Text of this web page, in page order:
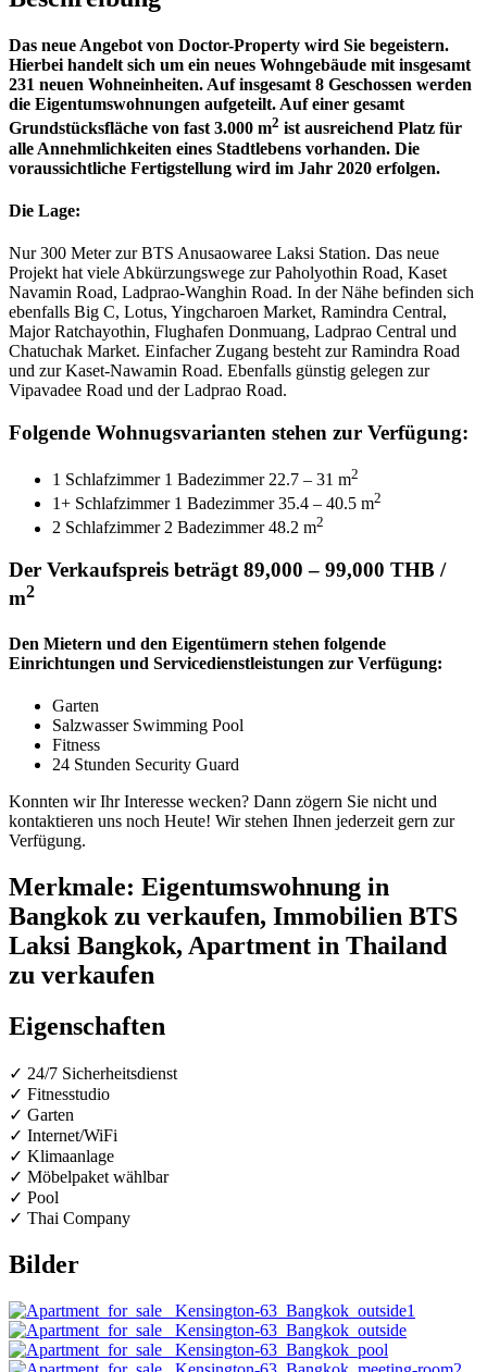
Das neue Angebot von Doctor-Property wird Sie begeistern.
Hierbei handelt sich um ein neues Wohngebäude mit insgesamt
231 neuen Wohneinheiten. Auf insgesamt 8 Geschossen werden
die Eigentumswohnungen aufgeteilt. Auf einer gesamt
Grundstücksfläche von fast 3.000 m2 ist ausreichend Platz für
alle Annehmlichkeiten eines Stadtlebens vorhanden. Die
voraussichtliche Fertigstellung wird im Jahr 2020 erfolgen.
Die Lage:
Nur 300 Meter zur BTS Anusaowaree Laksi Station. Das neue
Projekt hat viele Abkürzungswege zur Paholyothin Road, Kaset
Navamin Road, Ladprao-Wanghin Road. In der Nähe befinden sich
ebenfalls Big C, Lotus, Yingcharoen Market, Ramindra Central,
Major Ratchayothin, Flughafen Donmuang, Ladprao Central und
Chatuchak Market. Einfacher Zugang besteht zur Ramindra Road
und zur Kaset-Nawamin Road. Ebenfalls günstig gelegen zur
Vipavadee Road und der Ladprao Road.
Folgende Wohnugsvarianten stehen zur Verfügung:
1 Schlafzimmer 1 Badezimmer 22.7 – 31 m2
1+ Schlafzimmer 1 Badezimmer 35.4 – 40.5 m2
2 Schlafzimmer 2 Badezimmer 48.2 m2
Der Verkaufspreis beträgt 89,000 – 99,000 THB /
m2
Den Mietern und den Eigentümern stehen folgende
Einrichtungen und Servicedienstleistungen zur Verfügung:
Garten
Salzwasser Swimming Pool
Fitness
24 Stunden Security Guard
Konnten wir Ihr Interesse wecken? Dann zögern Sie nicht und
kontaktieren uns noch Heute! Wir stehen Ihnen jederzeit gern zur
Verfügung.
Merkmale: Eigentumswohnung in
Bangkok zu verkaufen, Immobilien BTS
Laksi Bangkok, Apartment in Thailand
zu verkaufen
Eigenschaften
✓ 24/7 Sicherheitsdienst
✓ Fitnesstudio
✓ Garten
✓ Internet/WiFi
✓ Klimaanlage
✓ Möbelpaket wählbar
✓ Pool
✓ Thai Company
Bilder